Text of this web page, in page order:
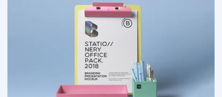
mollis
interdum.